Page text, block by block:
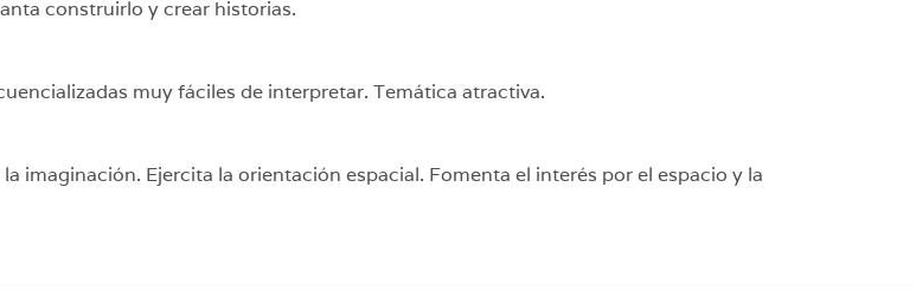
construirlo y crear historias.
muy fáciles de interpretar. Temática atractiva.
imaginación. Ejercita la orientación espacial. Fomenta el interés por el espacio y la